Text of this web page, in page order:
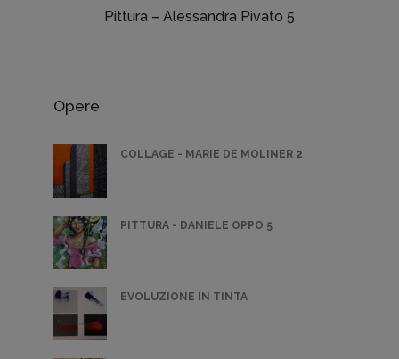
Pittura – Alessandra Pivato 5
Opere
COLLAGE - MARIE DE MOLINER 2
PITTURA - DANIELE OPPO 5
EVOLUZIONE IN TINTA